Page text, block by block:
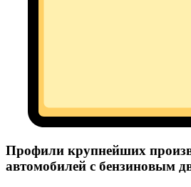
Профили крупнейших
автомобилей с бензиновым